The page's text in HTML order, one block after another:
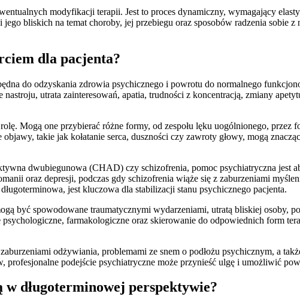
modyfikacji terapii. Jest to proces dynamiczny, wymagający
bliskich na temat choroby, jej przebiegu oraz sposobów radzenia sobie
dla pacjenta?
do odzyskania zdrowia psychicznego i powrotu do normalnego
utrata zainteresowań, apatia, trudności z koncentracją, zmiany
Mogą one przybierać różne formy, od zespołu lęku uogólnionego, przez
takie jak kołatanie serca, duszności czy zawroty głowy, mogą
dwubiegunowa (CHAD) czy schizofrenia, pomoc psychiatryczna jest
oraz depresji, podczas gdy schizofrenia wiąże się z zaburzeniami
jest kluczowa dla stabilizacji stanu psychicznego pacjenta.
być spowodowane traumatycznymi wydarzeniami, utratą bliskiej osoby,
farmakologiczne oraz skierowanie do odpowiednich form
odżywiania, problemami ze snem o podłożu psychicznym, a
podejście psychiatryczne może przynieść ulgę i umożliwić
długoterminowej perspektywie?